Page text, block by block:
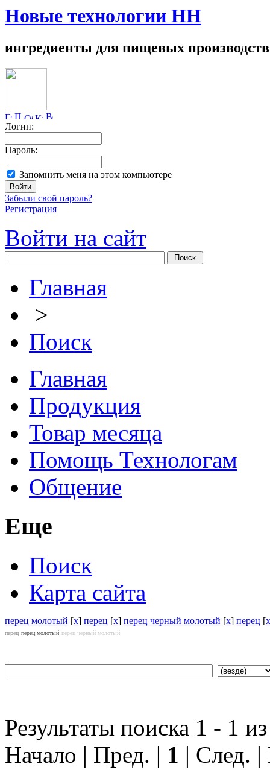
Новые технологии НН
ингредиенты для пищевых производств
Логин:
Пароль:
Запомнить меня на этом компьютере
Забыли свой пароль?
Регистрация
Войти на сайт
Главная
>
Поиск
Главная
Продукция
Товар месяца
Помощь Технологам
Общение
Еще
Поиск
Карта сайта
перец молотый [x] перец [x] перец черный молотый [x] перец [x
перец перец молотый перец черный молотый
Результаты поиска 1 - 1
Начало | Пред. | 1 | След.